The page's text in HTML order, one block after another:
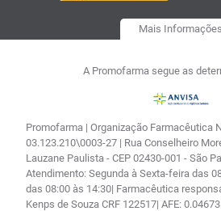
Mais Informações
A Promofarma segue as
Promofarma | Organização Farmacêutica
03.123.210\0003-27 | Rua Conselheiro
Lauzane Paulista - CEP 02430-001 - São
Atendimento: Segunda à Sexta-feira das
das 08:00 às 14:30| Farmacêutica
Kenps de Souza CRF 122517| AFE: